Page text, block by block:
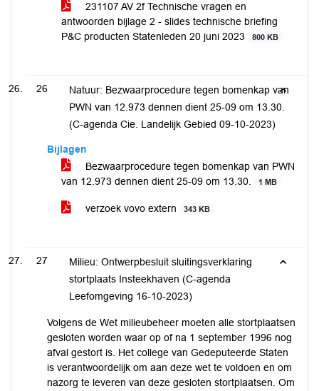
231107 AV 2f Technische vragen en
antwoorden bijlage 2 - slides technische briefing
P&C producten Statenleden 20 juni 2023
800 KB
26
Natuur: Bezwaarprocedure tegen bomenkap van
PWN van 12.973 dennen dient 25-09 om 13.30.
(C-agenda Cie. Landelijk Gebied 09-10-2023)
Bijlagen
Bezwaarprocedure tegen bomenkap van PWN
van 12.973 dennen dient 25-09 om 13.30.
1 MB
verzoek vovo extern 343 KB
27
Milieu: Ontwerpbesluit sluitingsverklaring
stortplaats Insteekhaven (C-agenda
Leefomgeving 16-10-2023)
Volgens de Wet milieubeheer moeten alle stortplaatsen
gesloten worden waar op of na 1 september 1996 nog
afval gestort is. Het college van Gedeputeerde Staten
is verantwoordelijk om aan deze wet te voldoen en om
nazorg te leveren van deze gesloten stortplaatsen. Om